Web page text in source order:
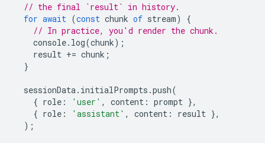
// the final `result` in history.
for await (const chunk of stream)
{
// In practice, you'd render the chunk.
console. log(chunk);
result += chunk ;
}
sessionData. initialPrompts .push(
{ role : 'user' , content : prompt },
{ role : 'assistant' , content : result },
);